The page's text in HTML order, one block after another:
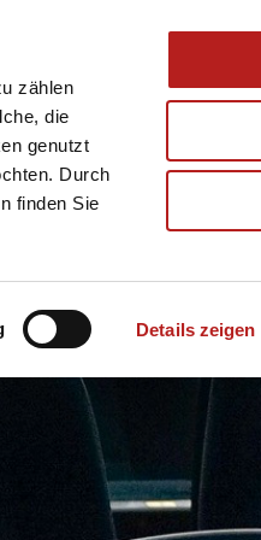
zählen
die
genutzt
Durch
finden Sie
Details zeigen